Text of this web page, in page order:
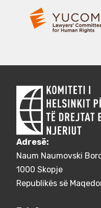
Adresë:
Naum Naumovski
1000 Skopje
Republikës së